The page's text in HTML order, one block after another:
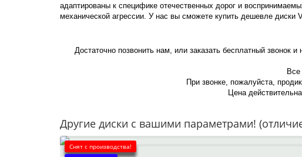
адаптированы к специфике отечественных дорог и
механической агрессии. У нас вы сможете купить дешевле диски
Достаточно позвонить нам, или заказать бесплатный звонок
При звонке, пожалуйста,
Цена
Другие диски с вашими параметрами!
Снят с производства!